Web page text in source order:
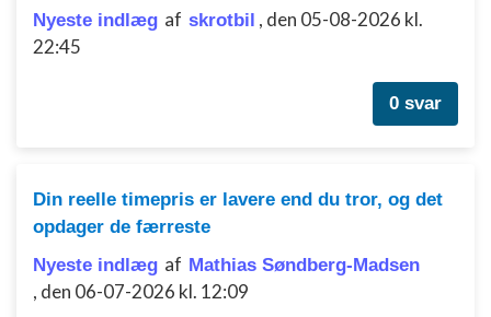
Nyeste indlæg af skrotbil , den 05-08-2026 kl.
22:45
0 svar
Din reelle timepris er lavere end du tror, og det
opdager de færreste
Nyeste indlæg af Mathias Søndberg-Madsen
, den 06-07-2026 kl. 12:09
Oprette profiler til tilpasset annoncering
Måle annonceringseffektivitet
Måle indholdseffektivitet